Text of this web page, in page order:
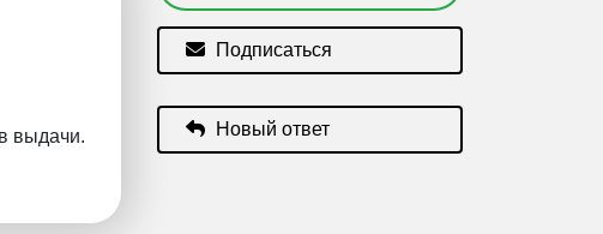
выдачи.
Подписаться
Новый ответ